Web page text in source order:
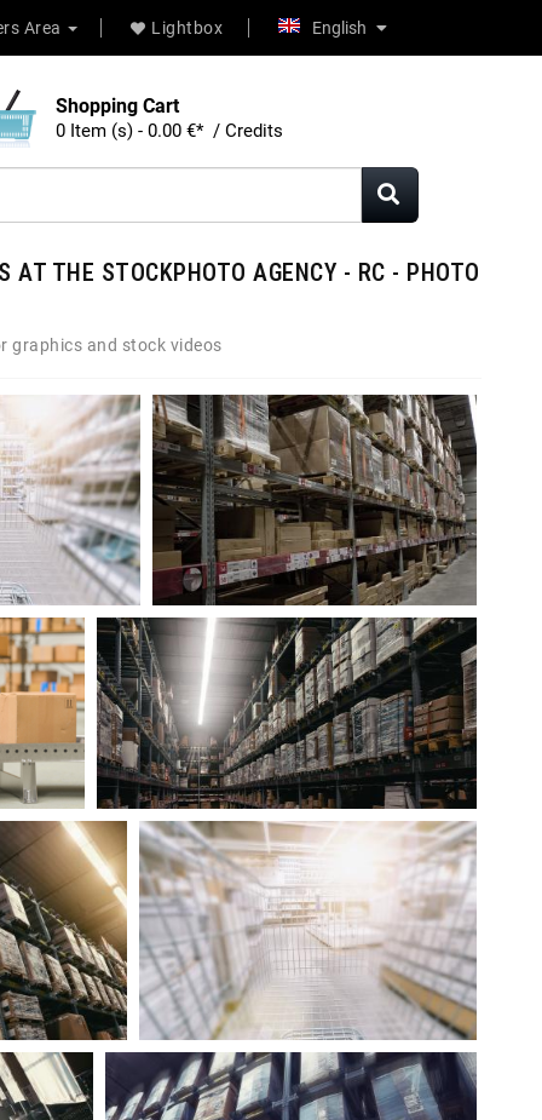
Area Lightbox English
Shopping Cart
0 Item (s) - 0.00 €* / Credits
THE STOCKPHOTO AGENCY - RC - PHOTO
graphics and stock videos